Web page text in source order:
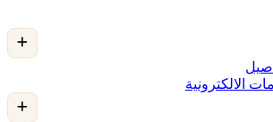
الالكترونية